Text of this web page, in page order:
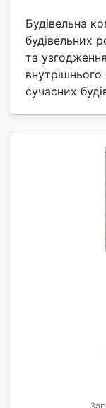
Будівельна
будівельних
та
сучасних